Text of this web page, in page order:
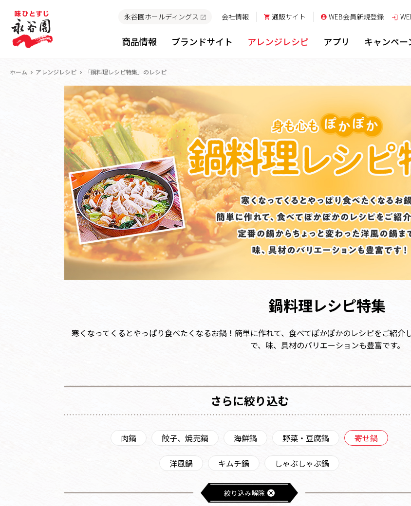
永谷園ホールディングス 会社情報 通販サイト WEB会員新規登録
商品情報 ブランドサイト アレンジレシピ アプリ キャンペ
ホーム アレンジレシピ 「鍋料理レシピ特集」のレシピ
鍋料理レシピ特集
寒くなってくるとやっぱり食べたくなるお鍋！簡単に作れて、食べてぽかぽかのレシピをご紹介
で、味、具材のバリエーションも豊富です。
さらに絞り込む
肉鍋 餃子、焼売鍋 海鮮鍋 野菜・豆腐鍋 寄せ鍋
洋風鍋 キムチ鍋 しゃぶしゃぶ鍋
絞り込み解除